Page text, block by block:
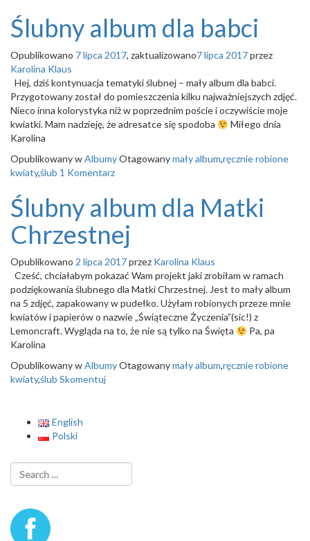
Ślubny album dla babci
Opublikowano 7 lipca 2017, zaktualizowano7 lipca 2017przez
Karolina Klaus
Hej, dziś kontynuacja tematyki ślubnej – mały album dla babci.
Przygotowany został do pomieszczenia kilku najważniejszych zdjęć.
Nieco inna kolorystyka niż w poprzednim poście i oczywiście moje
kwiatki. Mam nadzieję, że adresatce się spodoba
Miłego dnia
Karolina
Opublikowany wAlbumyOtagowanymały album,ręcznie robione
kwiaty,ślub 1 Komentarz
Ślubny album dla Matki
Chrzestnej
Opublikowano 2 lipca 2017przez Karolina Klaus
Cześć, chciałabym pokazać Wam projekt jaki zrobiłam w ramach
podziękowania ślubnego dla Matki Chrzestnej. Jest to mały album
na 5 zdjęć, zapakowany w pudełko. Użyłam robionych przeze mnie
kwiatów i papierów o nazwie „Świąteczne Życzenia”(sic!) z
Lemoncraft. Wygląda na to, że nie są tylko na Święta
Pa, pa
Karolina
Opublikowany wAlbumyOtagowanymały album,ręcznie robione
kwiaty,ślub Skomentuj
English
Polski